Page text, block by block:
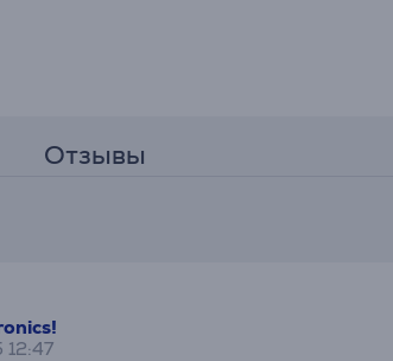
Отзывы